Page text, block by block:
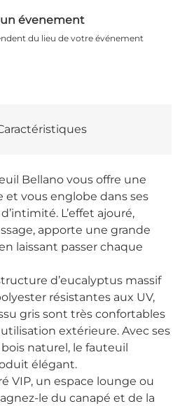
évenement
du lieu de votre événement
Bellano vous offre une
et vous englobe dans ses
L’effet ajouré,
apporte une grande
laissant passer chaque
d’eucalyptus massif
résistantes aux UV,
gris sont très confortables
extérieure. Avec ses
naturel, le fauteuil
élégant.
VIP, un espace lounge ou
le du canapé et de la